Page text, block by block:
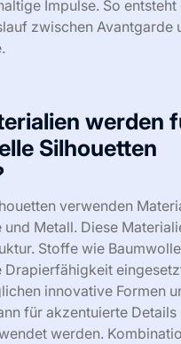
Impulse. So entsteht
zwischen Avantgarde
werden
Silhouetten
verwenden
Metall. Diese
Stoffe wie
innovative Formen
für akzentuierte Details
werden.